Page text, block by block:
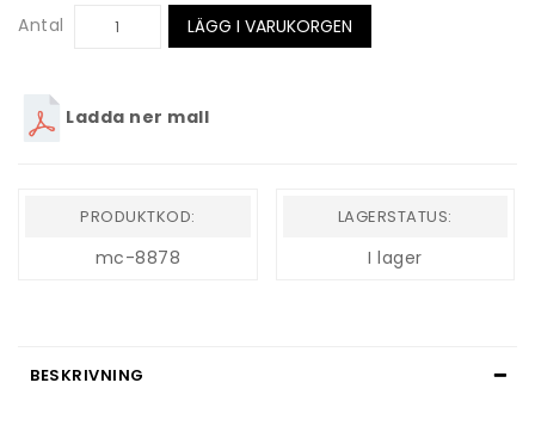
Antal LÄGG I VARUKORGEN
Ladda ner mall
PRODUKTKOD:
mc-8878
LAGERSTATUS:
I lager
BESKRIVNING